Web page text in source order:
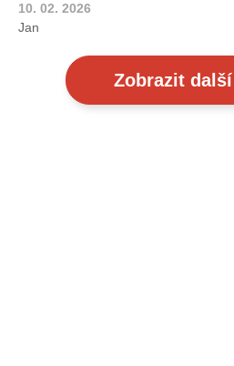
10. 02. 2026
Jan
Zobrazit